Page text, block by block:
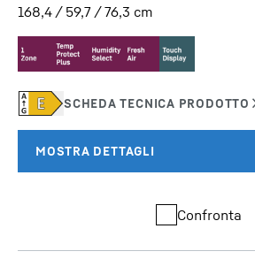
168,4 / 59,7 / 76,3 cm
Confronta